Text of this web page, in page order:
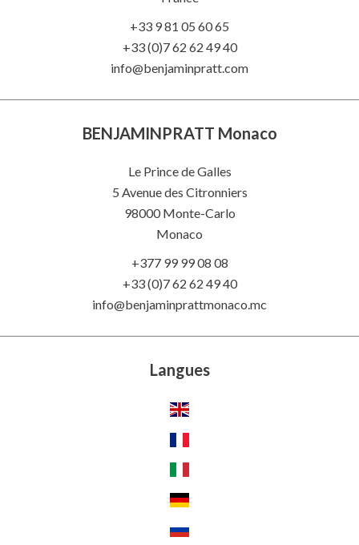
+33 9 81 05 60 65
+33 (0)7 62 62 49 40
info@benjaminpratt.com
BENJAMINPRATT Monaco
Le Prince de Galles
5 Avenue des Citronniers
98000 Monte-Carlo
Monaco
+377 99 99 08 08
+33 (0)7 62 62 49 40
info@benjaminprattmonaco.mc
Langues